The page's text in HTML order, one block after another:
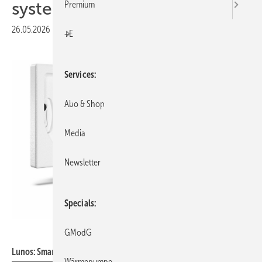
systeme
26.05.2026 Veröffentlicht in
Lunos: Smart Remote.
Premium
+E
Services
Abo & Shop
Media
Newsletter
Specials
GModG